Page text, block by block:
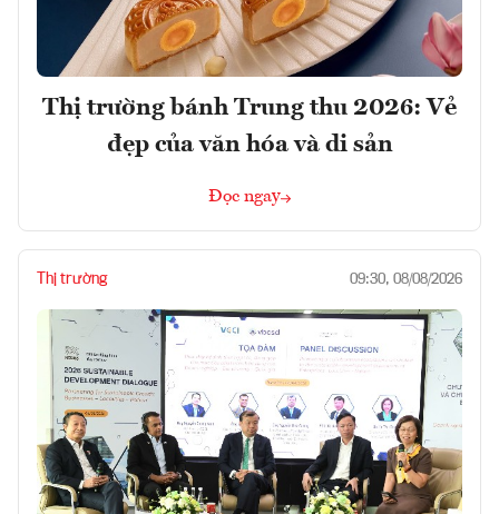
Thị trường bánh Trung thu 2026: Vẻ
đẹp của văn hóa và di sản
Đọc ngay
Thị trường 09:30, 08/08/2026